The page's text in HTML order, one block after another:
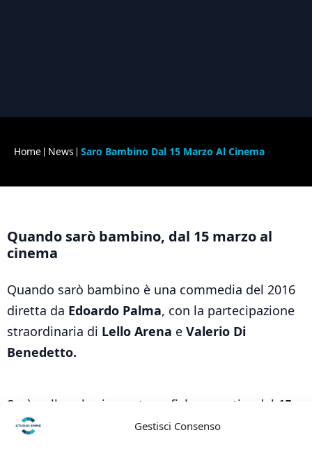
Gestisci Consenso
Home News Saro Bambino Dal 15 Marzo Al Cinema
Quando sarò bambino, dal 15 marzo al
cinema
Quando sarò bambino è una commedia del 2016
diretta da Edoardo Palma, con la partecipazione
straordinaria di Lello Arena e Valerio Di
Benedetto.
Sarà nelle sale cinematografiche a partire dal 15
marzo
, in anteprima nazionale aFrosinone